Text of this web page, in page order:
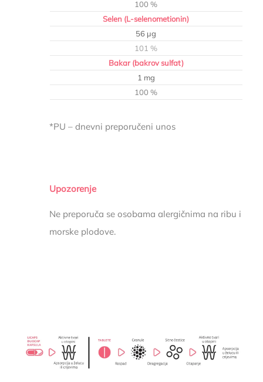
100 %
Selen (L-selenometionin)
56 μg
101 %
Bakar (bakrov sulfat)
1 mg
100 %
*PU – dnevni preporučeni unos
Upozorenje
Ne preporuča se osobama alergičnima na ribu i
morske plodove.